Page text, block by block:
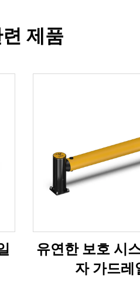
제품
유연한 보호 시
자 가드레